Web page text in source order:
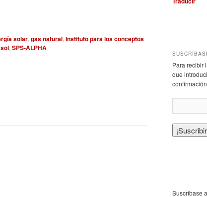
solar,gas natural,Instituto para los conceptos
sol,SPS-ALPHA
Para recibir
que
Suscríbase